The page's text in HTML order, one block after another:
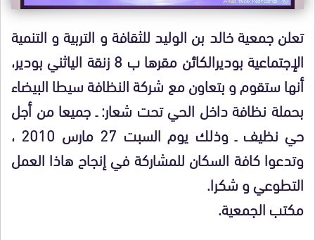
تعلن جمعية خالد بن الوليد للثقافة و التربية و التنمية
الإجتماعية بوديرالكائن مقرها ب 8 زنقة الياثني بودير،
أنها ستقوم و بتعاون مع شركة النظافة سيطا البيضاء
بحملة نظافة داخل الحي تحت شعار: ـ جميعا من أجل
حي نظيف ـ وذلك يوم السبت 27 مارس 2010 ،
وتدعوا كافة السكان للمشاركة في إنجاح هاذا العمل
التطوعي و شكرا.
مكتب الجمعية.